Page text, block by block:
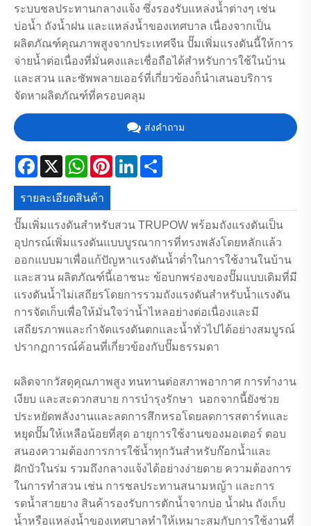
ระบบชลประทานกลางแจ้ง ซึ่งรองรับแหล่งน้ำต่างๆ เช่น
บ่อน้ำ ถังน้ำฝน และแหล่งน้ำของเทศบาล เนื่องจากเป็น
ผลิตภัณฑ์คุณภาพสูงจากประเทศจีน ปั๊มเพิ่มแรงดันนี้ให้การ
จ่ายน้ำต่อเนื่องที่มั่นคงและเชื่อถือได้สำหรับการใช้ในบ้าน
และสวน และซัพพลายเออร์ที่เกี่ยวข้องก็นำเสนอบริการ
จัดหาผลิตภัณฑ์ที่ครอบคลุม
ส่งคำถาม
Facebook
X WhatsApp
PinterestLinkedIn
รายละเอียดสินค้า
ปั๊มเพิ่มแรงดันสำหรับสวน TRUPOW พร้อมถังแรงดันเป็น
อุปกรณ์เพิ่มแรงดันแบบบูรณาการที่ทรงพลังโดยหลักแล้ว
ออกแบบมาเพื่อแก้ปัญหาแรงดันน้ำต่ำในการใช้งานในบ้าน
และสวน ผลิตภัณฑ์นี้เอาชนะ ข้อบกพร่องของปั๊มแบบเดิมที่มี
แรงดันน้ำไม่เสถียรโดยการรวมถังแรงดันสำหรับน้ำแรงดัน
การจัดเก็บเพื่อให้มั่นใจว่าน้ำไหลอย่างต่อเนื่องและมี
เสถียรภาพและกำจัดแรงดันตกและน้ำทั่วไปได้อย่างสมบูรณ์
ปรากฏการณ์ค้อนที่เกี่ยวข้องกับปั๊มธรรมดา
ผลิตจากวัสดุคุณภาพสูง ทนทานต่อสภาพอากาศ การทำงาน
เงียบ และสะดวกสบาย การบำรุงรักษา นอกจากนี้ยังช่วย
ประหยัดพลังงานและลดการสึกหรอโดยลดการสตาร์ทและ
หยุดปั๊มให้เหลือน้อยที่สุด อายุการใช้งานของมอเตอร์ ตอบ
สนองความต้องการการใช้น้ำทุกวันสำหรับก๊อกน้ำและ
ฝักบัวในร่ม รวมถึงกลางแจ้งได้อย่างง่ายดาย ความต้องการ
ในการทำสวน เช่น การชลประทานสนามหญ้า และการ
รดน้ำสายยาง สินค้ารองรับการตักน้ำจากบ่อ น้ำฝน ถังเก็บ
น้ำหรือแหล่งน้ำของเทศบาลทำให้เหมาะสมกับการใช้งานที่